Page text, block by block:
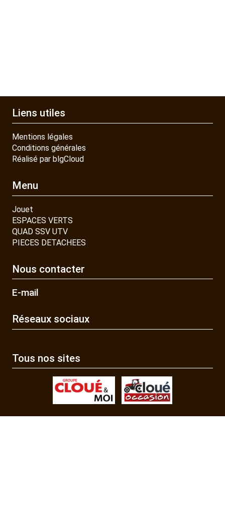
Liens utiles
Mentions légales
Conditions générales
Réalisé par blgCloud
Menu
Jouet
ESPACES VERTS
QUAD SSV UTV
PIECES DETACHEES
Nous contacter
E-mail
Réseaux sociaux
Tous nos sites